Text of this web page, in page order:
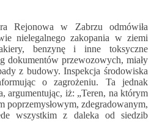
Rejonowa w Zabrzu odmówiła
nielegalnego zakopania w ziemi
benzynę i inne toksyczne
dokumentów przewozowych, miały
z budowy. Inspekcja środowiska
o zagrożeniu. Ta jednak
argumentując, iż: „Teren, na którym
poprzemysłowym, zdegradowanym,
wszystkim z daleka od siedzib